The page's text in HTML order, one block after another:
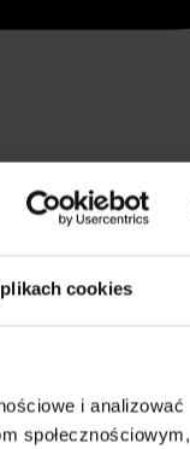
cookies
i analizować
społecznościowym,